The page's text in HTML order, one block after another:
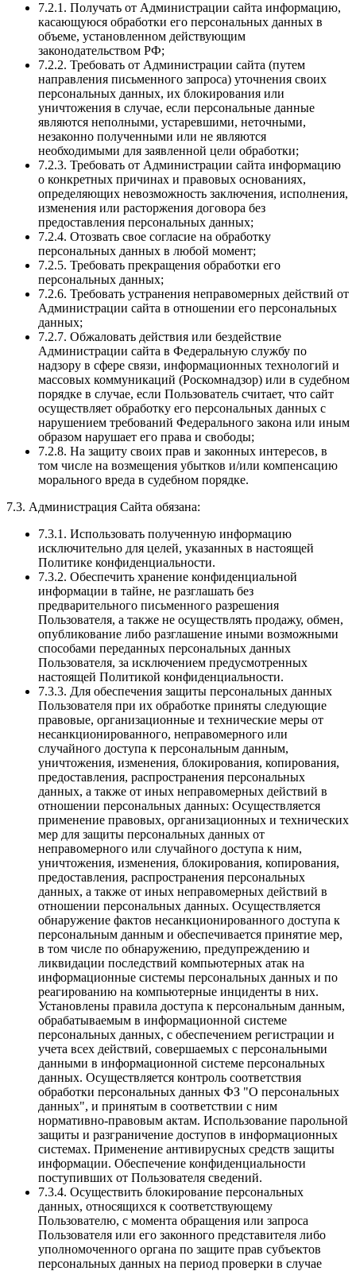
7.2.1. Получать от Администрации сайта информацию,
касающуюся обработки его персональных данных в
объеме, установленном действующим
законодательством РФ;
7.2.2. Требовать от Администрации сайта (путем
направления письменного запроса) уточнения своих
персональных данных, их блокирования или
уничтожения в случае, если персональные данные
являются неполными, устаревшими, неточными,
незаконно полученными или не являются
необходимыми для заявленной цели обработки;
7.2.3. Требовать от Администрации сайта информацию
о конкретных причинах и правовых основаниях,
определяющих невозможность заключения, исполнения,
изменения или расторжения договора без
предоставления персональных данных;
7.2.4. Отозвать свое согласие на обработку
персональных данных в любой момент;
7.2.5. Требовать прекращения обработки его
персональных данных;
7.2.6. Требовать устранения неправомерных действий от
Администрации сайта в отношении его персональных
данных;
7.2.7. Обжаловать действия или бездействие
Администрации сайта в Федеральную службу по
надзору в сфере связи, информационных технологий и
массовых коммуникаций (Роскомнадзор) или в судебном
порядке в случае, если Пользователь считает, что сайт
осуществляет обработку его персональных данных с
нарушением требований Федерального закона или иным
образом нарушает его права и свободы;
7.2.8. На защиту своих прав и законных интересов, в
том числе на возмещения убытков и/или компенсацию
морального вреда в судебном порядке.
7.3. Администрация Сайта обязана:
7.3.1. Использовать полученную информацию
исключительно для целей, указанных в настоящей
Политике конфиденциальности.
7.3.2. Обеспечить хранение конфиденциальной
информации в тайне, не разглашать без
предварительного письменного разрешения
Пользователя, а также не осуществлять продажу, обмен,
опубликование либо разглашение иными возможными
способами переданных персональных данных
Пользователя, за исключением предусмотренных
настоящей Политикой конфиденциальности.
7.3.3. Для обеспечения защиты персональных данных
Пользователя при их обработке приняты следующие
правовые, организационные и технические меры от
несанкционированного, неправомерного или
случайного доступа к персональным данным,
уничтожения, изменения, блокирования, копирования,
предоставления, распространения персональных
данных, а также от иных неправомерных действий в
отношении персональных данных: Осуществляется
применение правовых, организационных и технических
мер для защиты персональных данных от
неправомерного или случайного доступа к ним,
уничтожения, изменения, блокирования, копирования,
предоставления, распространения персональных
данных, а также от иных неправомерных действий в
отношении персональных данных. Осуществляется
обнаружение фактов несанкционированного доступа к
персональным данным и обеспечивается принятие мер,
в том числе по обнаружению, предупреждению и
ликвидации последствий компьютерных атак на
информационные системы персональных данных и по
реагированию на компьютерные инциденты в них.
Установлены правила доступа к персональным данным,
обрабатываемым в информационной системе
персональных данных, с обеспечением регистрации и
учета всех действий, совершаемых с персональными
данными в информационной системе персональных
данных. Осуществляется контроль соответствия
обработки персональных данных ФЗ "О персональных
данных", и принятым в соответствии с ним
нормативно-правовым актам. Использование парольной
защиты и разграничение доступов в информационных
системах. Применение антивирусных средств защиты
информации. Обеспечение конфиденциальности
поступивших от Пользователя сведений.
7.3.4. Осуществить блокирование персональных
данных, относящихся к соответствующему
Пользователю, с момента обращения или запроса
Пользователя или его законного представителя либо
уполномоченного органа по защите прав субъектов
персональных данных на период проверки в случае